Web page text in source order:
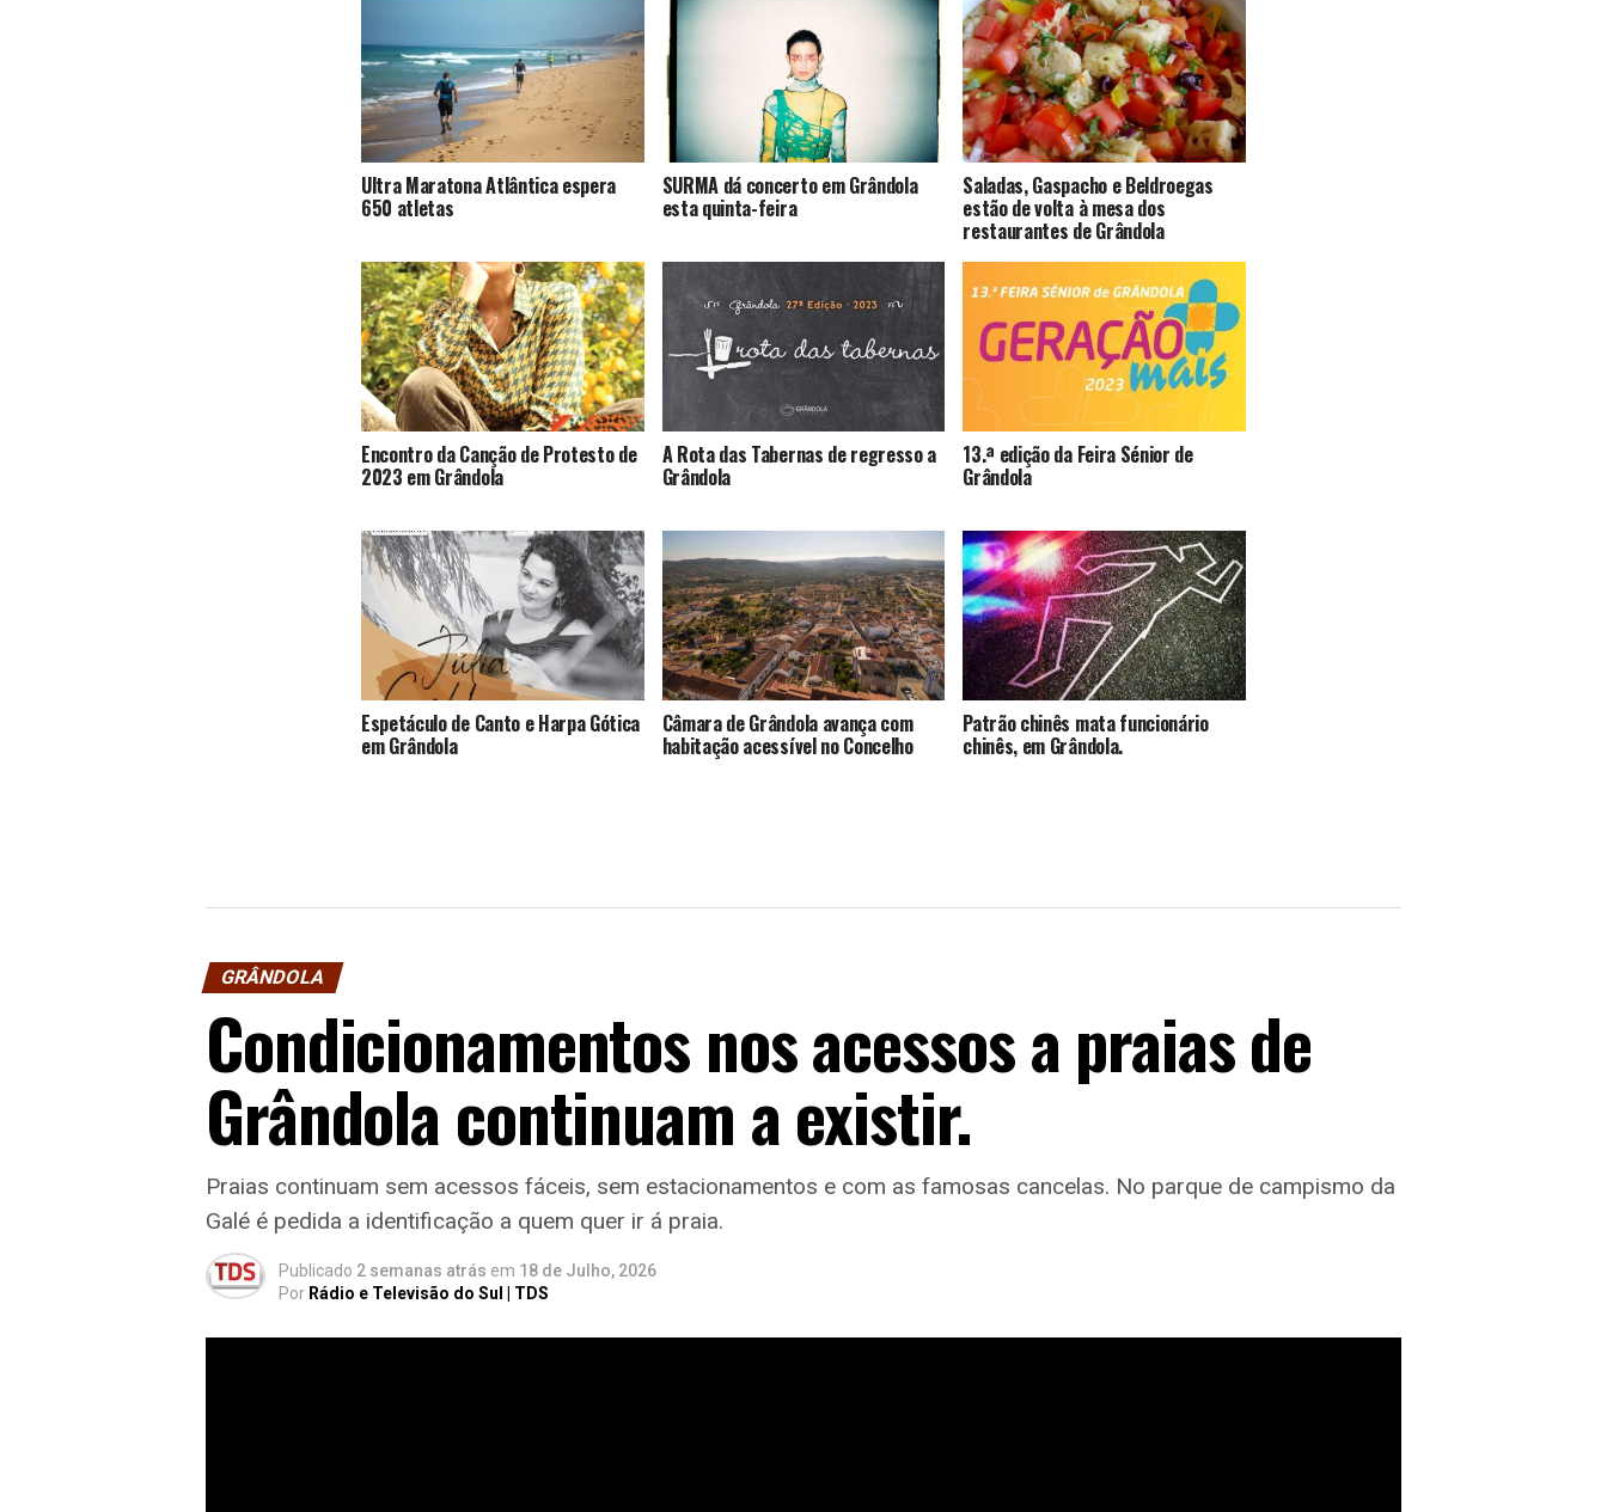
Ultra Maratona Atlântica espera
650 atletas
SURMA dá concerto em Grândola
esta quinta-feira
Saladas, Gaspacho e Beldroegas
estão de volta à mesa dos
restaurantes de Grândola
Encontro da Canção de Protesto de
2023 em Grândola
A Rota das Tabernas de regresso a
Grândola
13.ª edição da Feira Sénior de
Grândola
Espetáculo de Canto e Harpa Gótica
em Grândola
Câmara de Grândola avança com
habitação acessível no Concelho
Patrão chinês mata funcionário
chinês, em Grândola.
GRÂNDOLA
Condicionamentos nos acessos a praias de
Grândola continuam a existir.
Praias continuam sem acessos fáceis, sem estacionamentos e com as famosas cancelas. No parque de campismo da
Galé é pedida a identificação a quem quer ir á praia.
Publicado 2 semanas atrás em 18 de Julho, 2026
Por Rádio e Televisão do Sul | TDS